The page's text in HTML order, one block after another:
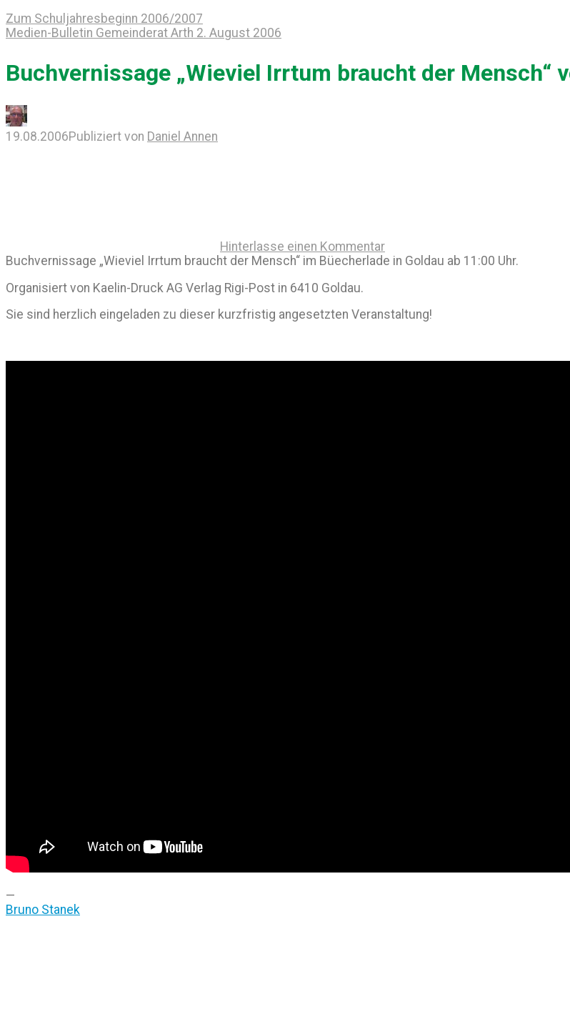
Zum Schuljahresbeginn 2006/2007
Medien-Bulletin Gemeinderat Arth 2. August 2006
Buchvernissage „Wieviel Irrtum braucht der Mensch“
19.08.2006Publiziert von Daniel Annen
Hinterlasse einen Kommentar
Buchvernissage „Wieviel Irrtum braucht der Mensch“ im Büecherlade in Goldau ab 11:00 Uhr.
Organisiert von Kaelin-Druck AG Verlag Rigi-Post in 6410 Goldau.
Sie sind herzlich eingeladen zu dieser kurzfristig angesetzten Veranstaltung!
—
Bruno Stanek